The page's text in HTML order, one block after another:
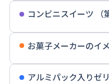
コンビニスイーツ （
お菓子メーカーのイ
アルミパック入りゼ